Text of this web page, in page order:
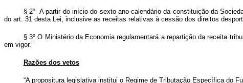
§ 2º A partir do início do sexto ano-calendário da constituição da
do art. 31 desta Lei, inclusive as receitas relativas à cessão dos direitos
§ 3º O Ministério da Economia regulamentará a repartição da receita
em vigor.”
Razões dos vetos
“A propositura legislativa institui o Regime de Tributação Específica do